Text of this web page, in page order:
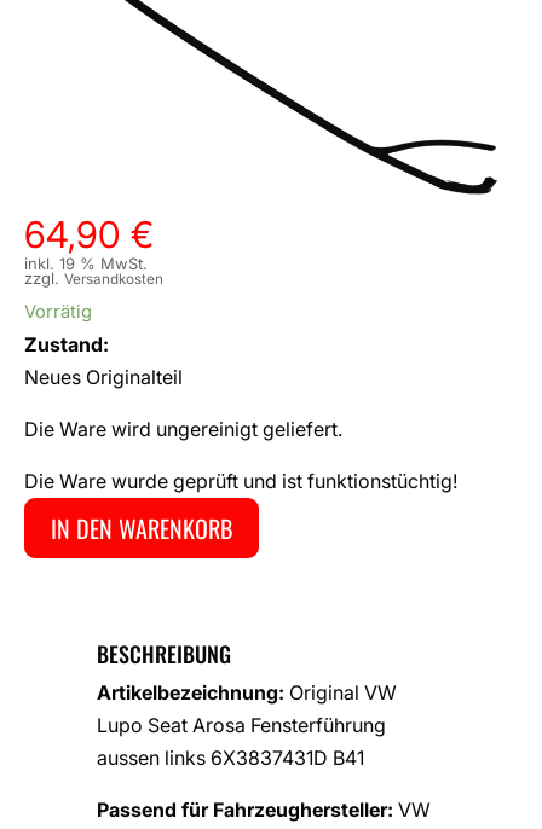
64,90 €
inkl. 19 % MwSt.
zzgl. Versandkosten
Vorrätig
Zustand:
Neues Originalteil
Die Ware wird ungereinigt geliefert.
Die Ware wurde geprüft und ist funktionstüchtig!
IN DEN WARENKORB
BESCHREIBUNG
Artikelbezeichnung: Original VW
Lupo Seat Arosa Fensterführung
aussen links 6X3837431D B41
Passend für Fahrzeughersteller: VW